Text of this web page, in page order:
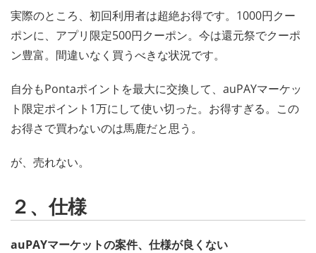
実際のところ、初回利用者は超絶お得です。1000円クー
ポンに、アプリ限定500円クーポン。今は還元祭でクーポ
ン豊富。間違いなく買うべきな状況です。
自分もPontaポイントを最大に交換して、auPAYマーケッ
ト限定ポイント1万にして使い切った。お得すぎる。この
お得さで買わないのは馬鹿だと思う。
が、売れない。
２、仕様
auPAYマーケットの案件、仕様が良くない